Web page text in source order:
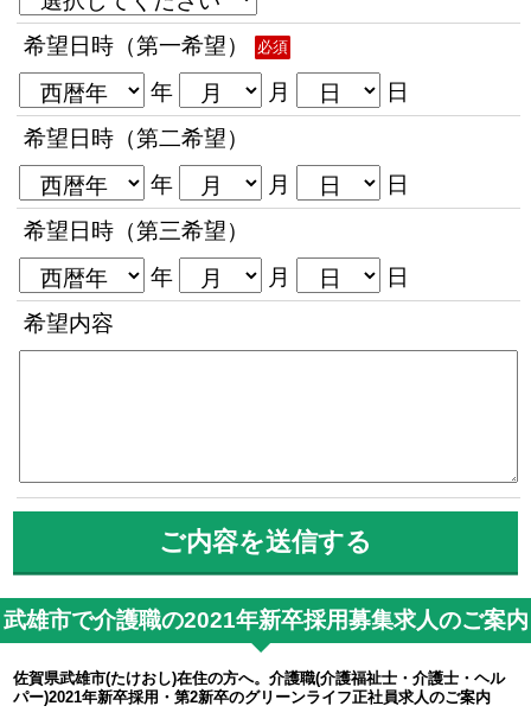
希望日時（第一希望） 必須
年 月
日
希望日時（第二希望）
年
月
日
希望日時（第三希望）
年
月
日
希望内容
武雄市で介護職の2021年新卒採用募集求人のご案内
佐賀県武雄市(たけおし)在住の方へ。介護職(介護福祉士・介護士・ヘル
パー)2021年新卒採用・第2新卒のグリーンライフ正社員求人のご案内